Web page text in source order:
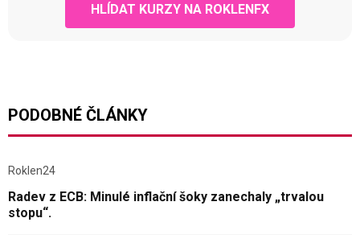
HLÍDAT KURZY NA ROKLENFX
PODOBNÉ ČLÁNKY
Roklen24
Radev z ECB: Minulé inflační šoky zanechaly „trvalou
stopu“.